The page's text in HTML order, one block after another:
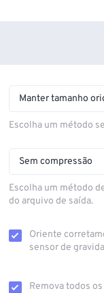
Manter tamanho
Escolha um método
Sem compressão
Escolha um método
do arquivo de saída.
Oriente
sensor de
Remova todos